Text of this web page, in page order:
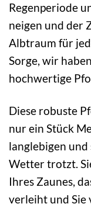
Regenperiode
neigen und der
Albtraum für
Sorge, wir
hochwertige
Diese robuste
nur ein Stück
langlebigen
Wetter trotzt.
Ihres Zaunes,
verleiht und Sie